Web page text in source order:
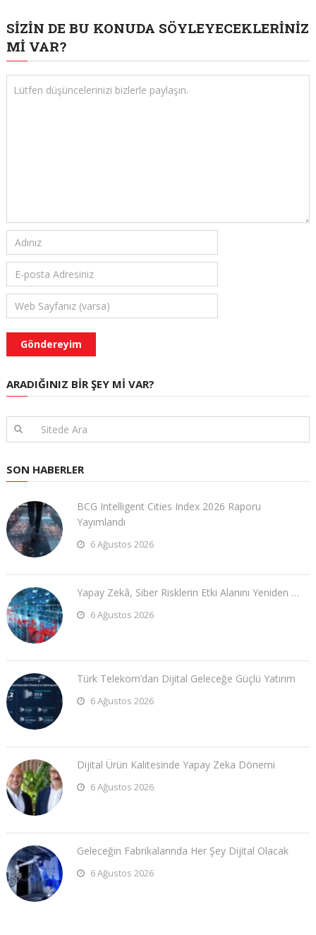
SIZIN DE BU KONUDA SÖYLEYECEKLERINIZ
MI VAR?
ARADIĞINIZ BIR ŞEY MI VAR?
SON HABERLER
BCG Intelligent Cities Index 2026 Raporu
Yayımlandı
6 Ağustos 2026
Yapay Zekâ, Siber Risklerin Etki Alanını Yeniden …
6 Ağustos 2026
Türk Telekom’dan Dijital Geleceğe Güçlü Yatırım
6 Ağustos 2026
Dijital Ürün Kalitesinde Yapay Zeka Dönemi
6 Ağustos 2026
Geleceğin Fabrikalarında Her Şey Dijital Olacak
6 Ağustos 2026